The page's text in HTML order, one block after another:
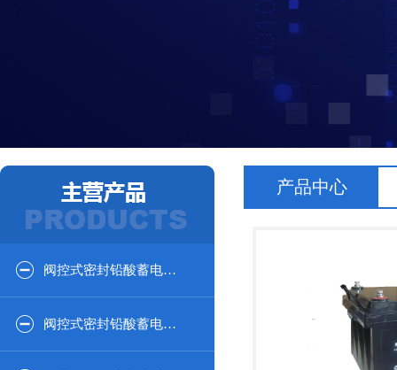
阀控式密封铅酸蓄电池12V系列
阀控式密封铅酸蓄电池2V系列
产品中心